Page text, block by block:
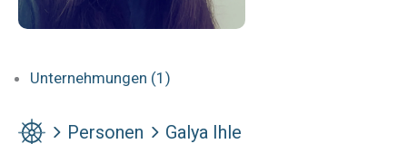
Unternehmungen (1)
Personen Galya Ihle